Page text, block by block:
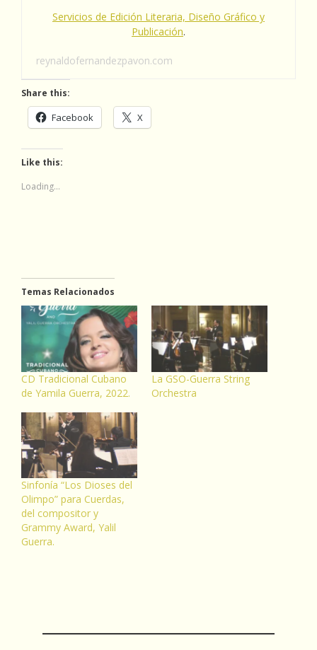
Servicios de Edición Literaria, Diseño Gráfico y
Publicación.
reynaldofernandezpavon.com
Share this:
Facebook X
Like this:
Loading...
Temas Relacionados
CD Tradicional Cubano
de Yamila Guerra, 2022.
La GSO-Guerra String
Orchestra
Sinfonía “Los Dioses del
Olimpo” para Cuerdas,
del compositor y
Grammy Award, Yalil
Guerra.